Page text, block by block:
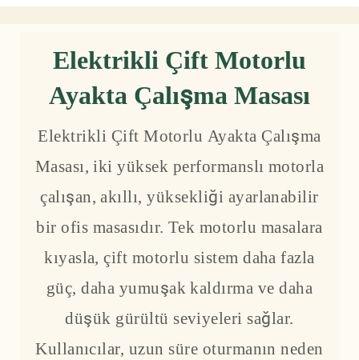
Elektrikli Çift Motorlu
Ayakta Çalışma Masası
Elektrikli Çift Motorlu Ayakta Çalışma
Masası, iki yüksek performanslı motorla
çalışan, akıllı, yüksekliği ayarlanabilir
bir ofis masasıdır. Tek motorlu masalara
kıyasla, çift motorlu sistem daha fazla
güç, daha yumuşak kaldırma ve daha
düşük gürültü seviyeleri sağlar.
Kullanıcılar, uzun süre oturmanın neden